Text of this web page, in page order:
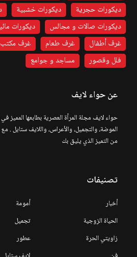
ديكورات حجرية
ديكورات خشبية
ديكورات صالات و مجالس
ديكورات
غرف أطفال
غرف طعام غرف مكتب
فلل وقصور
مساجد و جوامع
عن حواء لايف
حواء لايف مجلة المرأة العصرية بطابعها المميز
الموضة، والتجميل، والأعراس، واللايف ستايل .
من التميز الذي يليق بك
تصنيفات
أخبار
أمومة
الحياة الزوجية
تجميل
زاويتي الحرة
عطور